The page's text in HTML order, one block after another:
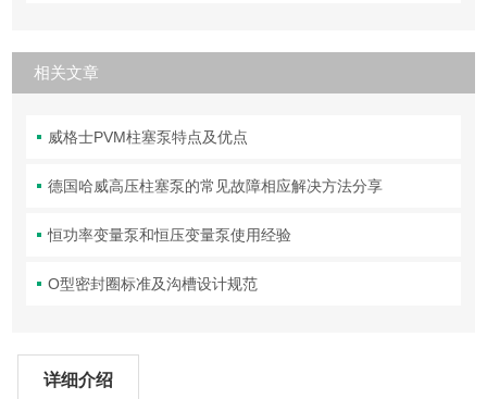
相关文章
威格士PVM柱塞泵特点及优点
德国哈威高压柱塞泵的常见故障相应解决方法分享
恒功率变量泵和恒压变量泵使用经验
O型密封圈标准及沟槽设计规范
详细介绍